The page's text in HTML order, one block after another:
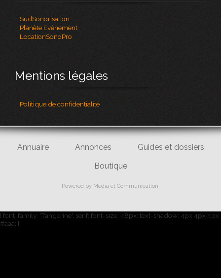
SudSonorisation
Planète Evénement
LocationSonoPro
Mentions légales
Politique de confidentialité
Annuaire Annonces
Guides et dossiers
Boutique
Powered by Media et Communication.
{ font-family: 'Tangerine', serif; font-size: 48px; text-shadow: 4px 4px 4px
#aaa; }